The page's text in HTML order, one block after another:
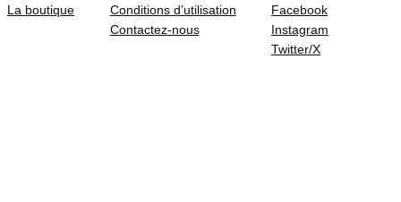
La boutique
Conditions d’utilisation
Contactez-nous
Facebook
Instagram
Twitter/X